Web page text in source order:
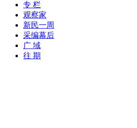
专 栏
观察家
新民一周
采编幕后
广 域
往 期